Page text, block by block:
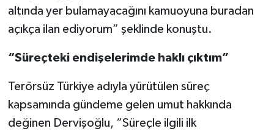
altında yer bulamayacağını kamuoyuna buradan
açıkça ilan ediyorum” şeklinde konuştu.
“Süreçteki endişelerimde haklı çıktım”
Terörsüz Türkiye adıyla yürütülen süreç
kapsamında gündeme gelen umut hakkında
değinen Dervişoğlu, “Süreçle ilgili ilk